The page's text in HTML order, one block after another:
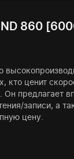
860
кто ценит
Он предлагает
записи, а
цену.